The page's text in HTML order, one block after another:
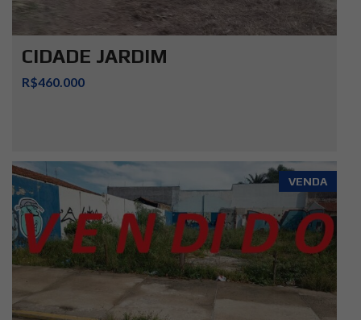
CIDADE JARDIM
R$460.000
VENDA